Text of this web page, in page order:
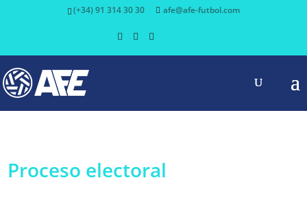
(+34) 91 314 30 30 afe@afe-futbol.com
Proceso electoral